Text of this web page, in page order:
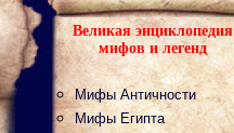
Великая энциклопедия
мифов и легенд
Мифы Античности
Мифы Египта